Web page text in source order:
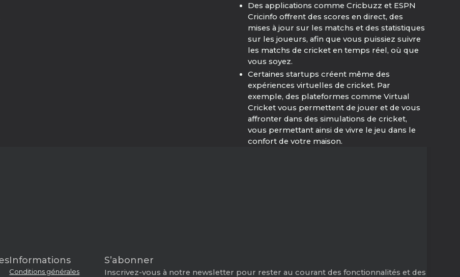
Des applications comme Cricbuzz et ESPN
Cricinfo offrent des scores en direct, des
mises à jour sur les matchs et des statistiques
sur les joueurs, afin que vous puissiez suivre
les matchs de cricket en temps réel, où que
vous soyez.
Certaines startups créent même des
expériences virtuelles de cricket. Par
exemple, des plateformes comme Virtual
Cricket vous permettent de jouer et de vous
affronter dans des simulations de cricket,
vous permettant ainsi de vivre le jeu dans le
confort de votre maison.
Informations
Conditions générales
S’abonner
Inscrivez-vous à notre newsletter pour rester au courant des fonctionnalités et des